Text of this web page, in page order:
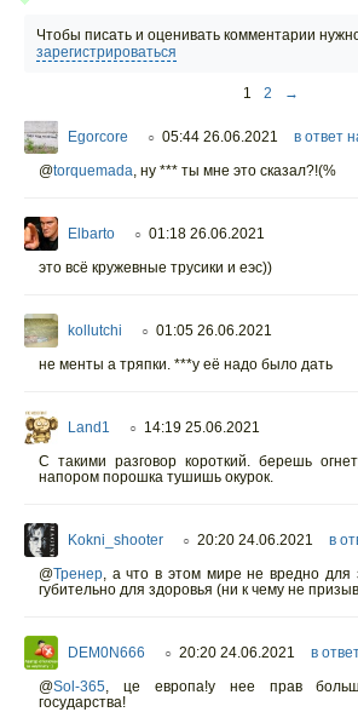
Чтобы писать и оценивать комментарии
зарегистрироваться
1 2 →
Egorcore ○ 05:44 26.06.2021 в ответ
@torquemada ну *** ты мне это сказал?!(%
Elbarto ○ 01:18 26.06.2021
это всё кружевные трусики и еэс))
kollutchi ○ 01:05 26.06.2021
не менты а тряпки. ***у её надо было дать
Land1 ○ 14:19 25.06.2021
С такими разговор короткий. берешь
напором порошка тушишь окурок.
Kokni_shooter ○ 20:20 24.06.2021 в
@Тренер а что в этом мире не вредно для
губительно для здоровья (ни к чему не
DEM0N666 ○ 20:20 24.06.2021 в
@Sol-365
це европа!у нее прав
государства!